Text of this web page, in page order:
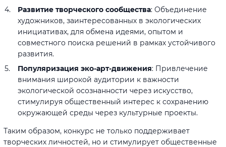
Развитие творческого сообщества: Объединение
художников, заинтересованных в экологических
инициативах, для обмена идеями, опытом и
совместного поиска решений в рамках устойчивого
развития.
Популяризация эко-арт-движения: Привлечение
внимания широкой аудитории к важности
экологической осознанности через искусство,
стимулируя общественный интерес к сохранению
окружающей среды через культурные проекты.
Таким образом, конкурс не только поддерживает
творческих личностей, но и стимулирует общественные